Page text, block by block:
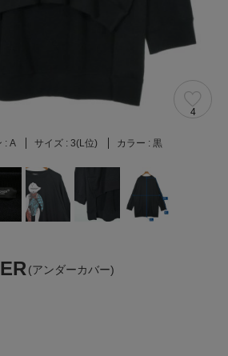
4
: A サイズ : 3(L位) カラー : 黒
(アンダーカバー)